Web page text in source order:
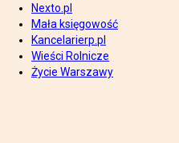
Nexto.pl
Mała księgowość
Kancelarierp.pl
Wieści Rolnicze
Życie Warszawy